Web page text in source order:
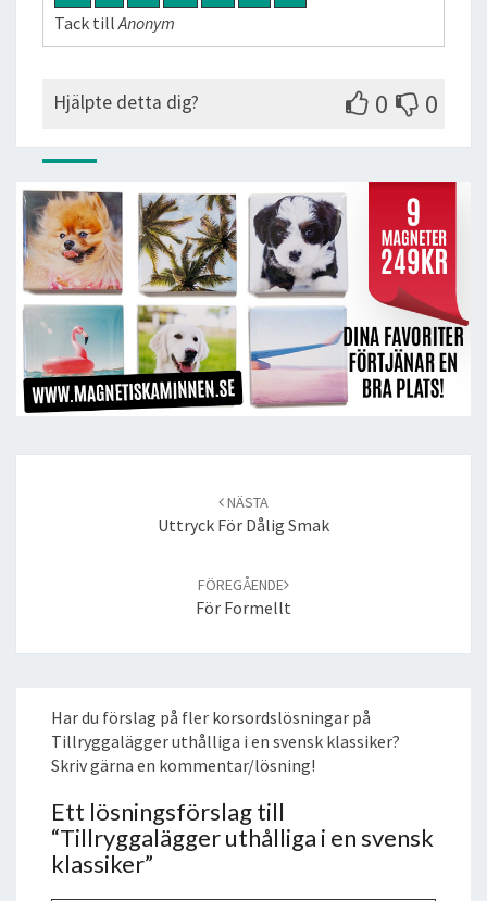
Tack tillAnonym
Hjälpte detta dig? 0 0
NÄSTA
Uttryck För Dålig Smak
FÖREGÅENDE
För Formellt
Har du förslag på fler korsordslösningar på
Tillryggalägger uthålliga i en svensk klassiker?
Skriv gärna en kommentar/lösning!
Ett lösningsförslag till
“Tillryggalägger uthålliga i en svensk
klassiker”